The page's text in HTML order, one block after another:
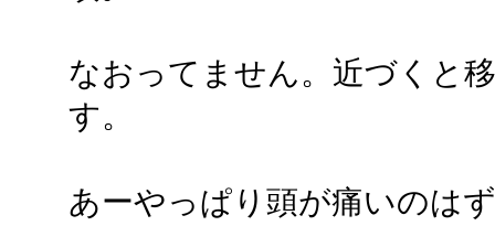
なおってません。近づくと
す。
あーやっぱり頭が痛いのは